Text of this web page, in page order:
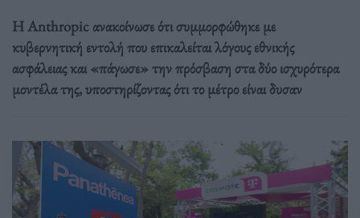
Η Anthropic ανακοίνωσε ότι συμμορφώθηκε με
κυβερνητική εντολή που επικαλείται λόγους εθνικής
ασφάλειας και «πάγωσε» την πρόσβαση στα δύο ισχυρότερα
μοντέλα της, υποστηρίζοντας ότι το μέτρο είναι δυσαν